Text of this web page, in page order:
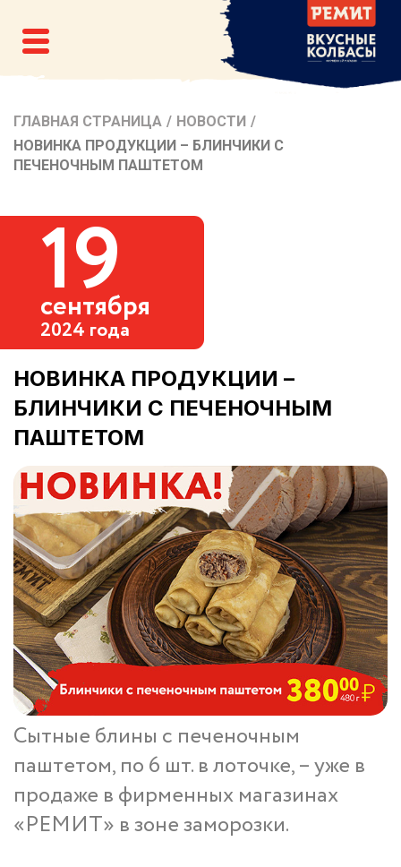
ГЛАВНАЯ СТРАНИЦА / НОВОСТИ /
НОВИНКА ПРОДУКЦИИ – БЛИНЧИКИ С
ПЕЧЕНОЧНЫМ ПАШТЕТОМ
19
сентября
2024 года
НОВИНКА ПРОДУКЦИИ –
БЛИНЧИКИ С ПЕЧЕНОЧНЫМ
ПАШТЕТОМ
Сытные блины с печеночным
паштетом, по 6 шт. в лоточке, – уже в
продаже в фирменных магазинах
«РЕМИТ» в зоне заморозки.